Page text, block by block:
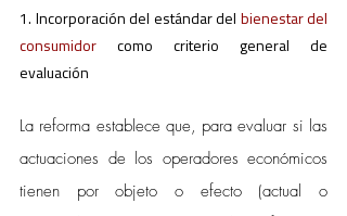
1. Incorporación del estándar del bienestar del
consumidor como criterio general de
evaluación
La reforma establece que, para evaluar si las
actuaciones de los operadores económicos
tienen por objeto o efecto (actual o